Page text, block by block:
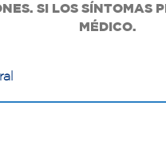
SI LOS SÍNTOMAS
MÉDICO.